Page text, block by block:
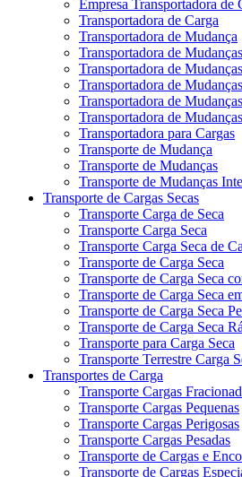
Empresa Transportadora de
Transportadora de Carga
Transportadora de Mudança
Transportadora de Mudanças
Transportadora de
Transportadora de
Transportadora de
Transportadora de
Transportadora para Cargas
Transporte de Mudança
Transporte de Mudanças
Transporte de Mudanças
Transporte de Cargas Secas
Transporte Carga de Seca
Transporte Carga Seca
Transporte Carga Seca de
Transporte de Carga Seca
Transporte de Carga Seca
Transporte de Carga Seca
Transporte de Carga Seca
Transporte de Carga Seca
Transporte para Carga Seca
Transporte Terrestre Carga
Transportes de Carga
Transporte Cargas
Transporte Cargas Pequenas
Transporte Cargas Perigosas
Transporte Cargas Pesadas
Transporte de Cargas e
Transporte de Cargas